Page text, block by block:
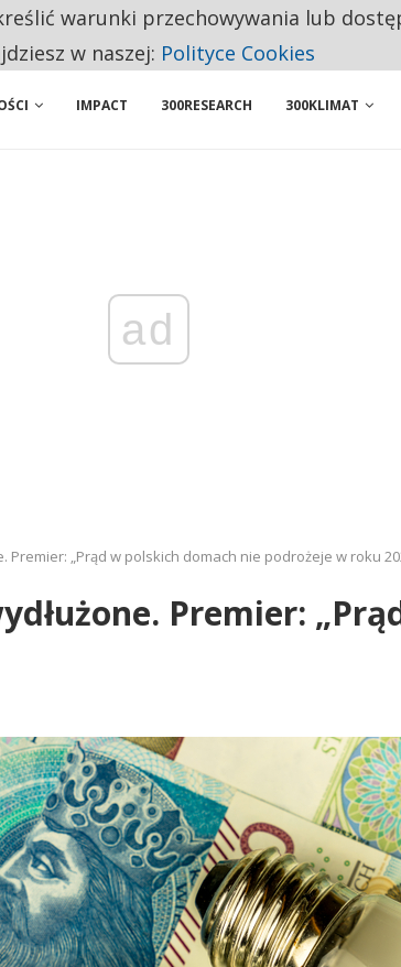
NIE ROZPOCZYNA PRACY
IMPACT 300RESEARCH 300KLIMAT
ad
Premier: „Prąd w polskich domach nie podrożeje w roku
Premier:
warunki przechowywania lub
w naszej: Polityce Cookies